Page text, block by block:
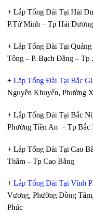
+ Lắp Tổng Đài Tại Hải
P.Tứ Minh – Tp Hải Dương
+ Lắp Tổng Đài Tại
Tông – P. Bạch Đằng –
+ Lắp Tổng Đài Tại Bắc
Nguyễn Khuyến, Phường
+ Lắp Tổng Đài Tại Bắc
Phường Tiền An – Tp
+ Lắp Tổng Đài Tại Cao
Thâm – Tp Cao Bằng
+ Lắp Tổng Đài Tại Vĩnh
Vương, Phường Đồng
Phúc